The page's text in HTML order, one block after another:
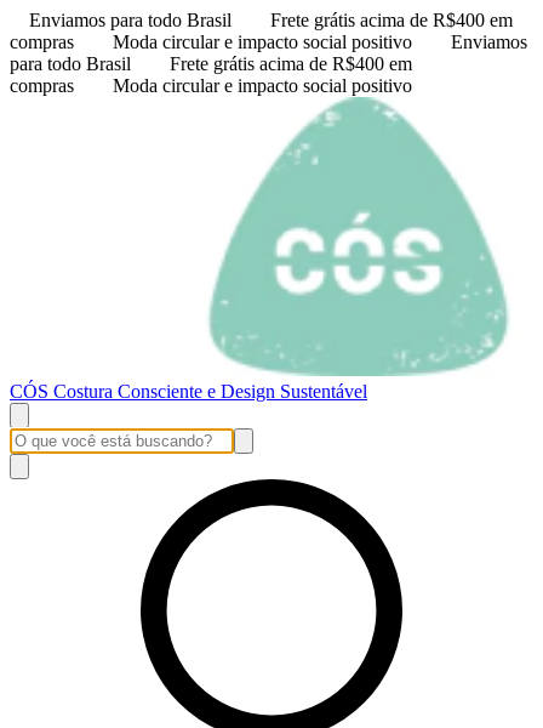
Enviamos para todo Brasil
Frete grátis acima de R$400 em
compras
Moda circular e impacto social positivo
Enviamos
para todo Brasil
Frete grátis acima de R$400 em
compras
Moda circular e impacto social positivo
CÓS Costura Consciente e Design Sustentável